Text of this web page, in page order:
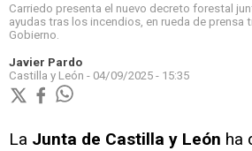
Carriedo presenta el nuevo decreto forestal
ayudas tras los incendios, en rueda de prensa
Gobierno.
Javier Pardo
Castilla y León - 04/09/2025 - 15:35
La Junta de Castilla y León ha